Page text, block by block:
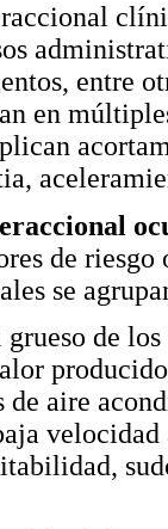
entre
en
de
se
de
de aire